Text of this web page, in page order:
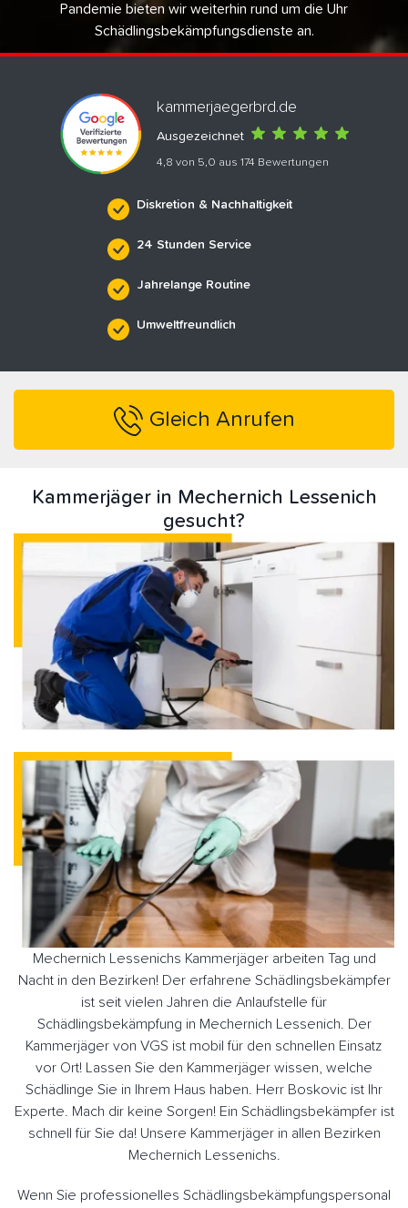
Pandemie bieten wir weiterhin rund um die Uhr
Schädlingsbekämpfungsdienste an.
kammerjaegerbrd.de
Ausgezeichnet
4,8 von 5,0 aus 174 Bewertungen
Diskretion & Nachhaltigkeit
24 Stunden Service
Jahrelange Routine
Umweltfreundlich
Gleich Anrufen
Kammerjäger in Mechernich Lessenich
gesucht?
Mechernich Lessenichs Kammerjäger arbeiten Tag und
Nacht in den Bezirken! Der erfahrene Schädlingsbekämpfer
ist seit vielen Jahren die Anlaufstelle für
Schädlingsbekämpfung in Mechernich Lessenich. Der
Kammerjäger von VGS ist mobil für den schnellen Einsatz
vor Ort! Lassen Sie den Kammerjäger wissen, welche
Schädlinge Sie in Ihrem Haus haben. Herr Boskovic ist Ihr
Experte. Mach dir keine Sorgen! Ein Schädlingsbekämpfer ist
schnell für Sie da! Unsere Kammerjäger in allen Bezirken
Mechernich Lessenichs.
Wenn Sie professionelles Schädlingsbekämpfungspersonal